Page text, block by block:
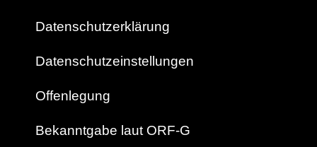
Datenschutzerklärung
Datenschutzeinstellungen
Offenlegung
Bekanntgabe laut ORF-G